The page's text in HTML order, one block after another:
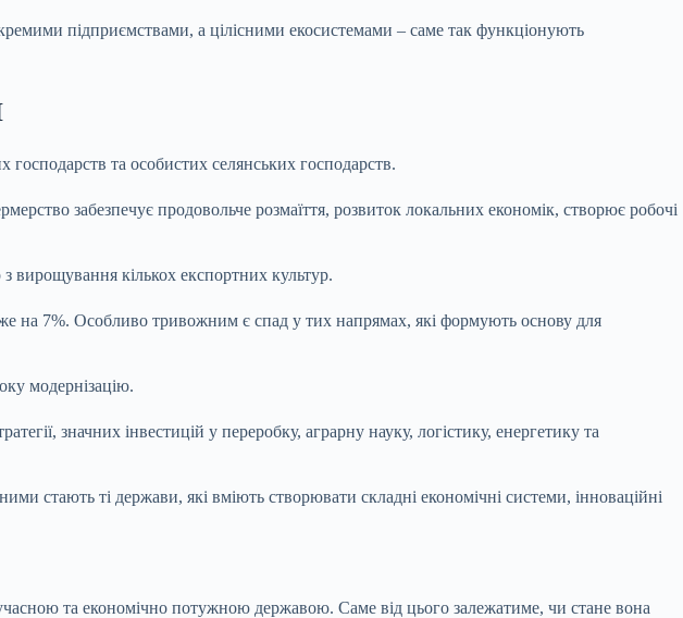
підприємствами, а цілісними екосистемами – саме так функціонують
та особистих селянських господарств.
забезпечує продовольче розмаїття, розвиток локальних економік, створює робочі
вирощування кількох експортних культур.
на 7%. Особливо тривожним є спад у тих напрямах, які формують основу для
модернізацію.
значних інвестицій у переробку, аграрну науку, логістику, енергетику та
стають ті держави, які вміють створювати складні економічні системи, інноваційні
та економічно потужною державою. Саме від цього залежатиме, чи стане вона